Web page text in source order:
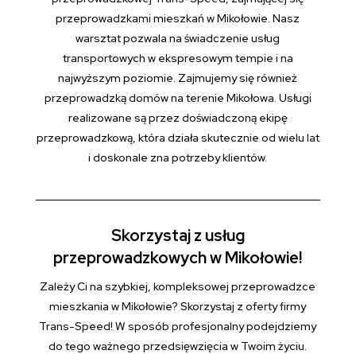
przeprowadzkami mieszkań w Mikołowie. Nasz
warsztat pozwala na świadczenie usług
transportowych w ekspresowym tempie i na
najwyższym poziomie. Zajmujemy się również
przeprowadzką domów na terenie Mikołowa. Usługi
realizowane są przez doświadczoną ekipę
przeprowadzkową, która działa skutecznie od wielu lat
i doskonale zna potrzeby klientów.
Skorzystaj z usług
przeprowadzkowych w Mikołowie!
Zależy Ci na szybkiej, kompleksowej przeprowadzce
mieszkania w Mikołowie? Skorzystaj z oferty firmy
Trans-Speed! W sposób profesjonalny podejdziemy
do tego ważnego przedsięwzięcia w Twoim życiu.